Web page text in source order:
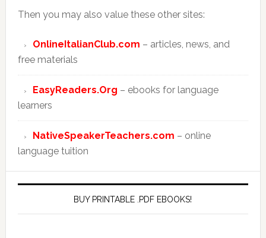
Then you may also value these other sites:
OnlineItalianClub.com – articles, news, and
free materials
EasyReaders.Org – ebooks for language
learners
NativeSpeakerTeachers.com – online
language tuition
BUY PRINTABLE .PDF EBOOKS!